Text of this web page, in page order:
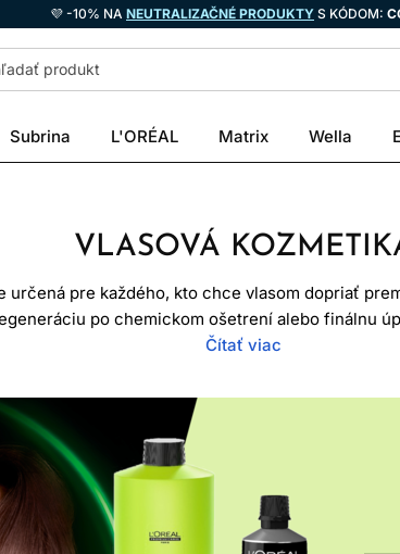
💜 -10% NA NEUTRALIZAČNÉ PRODUKTY S KÓDOM:
Subrina L'ORÉAL Matrix Wella
VLASOVÁ
určená pre každého, kto chce vlasom dopriať
po chemickom ošetrení alebo finálnu
starostlivosť o vlasy zvyčajne postavená na
hrúbka, pokožka hlavy aj to, či sú farbené,
čistenie, hydratáciu, výživu, uhladenie, objem,
hladšie, lesklejšie, poddajnejšie a menej
zvnútra, ale vie zlepšiť jeho povrch, znížiť
mechanickým či tepelným namáhaním.
Čítať viac